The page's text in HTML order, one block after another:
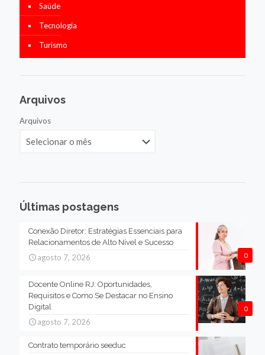
Saúde
Tecnologia
Turismo
Arquivos
Arquivos
Últimas postagens
0
Conexão Diretor: Estratégias Essenciais para
Relacionamentos de Alto Nível e Sucesso
agosto 7, 2026
0
Docente Online RJ: Oportunidades,
Requisitos e Como Se Destacar no Ensino
Digital
agosto 7, 2026
Contrato temporário seeduc